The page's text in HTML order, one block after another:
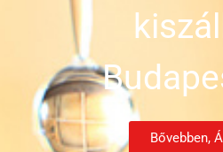
Bővebben,